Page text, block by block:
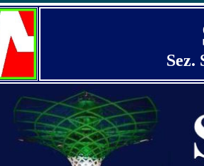
Sez.